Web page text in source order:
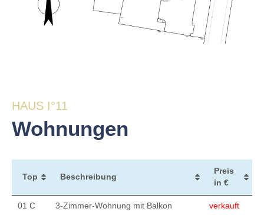
HAUS I°11
Wohnungen
Top Beschreibung
Preis
in €
01 C 3-Zimmer-Wohnung mit Balkon verkauft